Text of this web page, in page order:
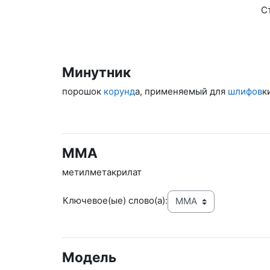
Минутник
порошок корунда, применяемый для шлифов
ММА
метилметакрилат
Ключевое(ые) слово(а):
Модель